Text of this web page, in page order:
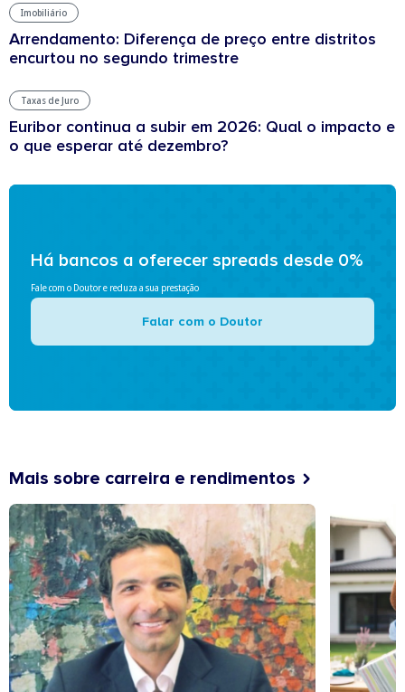
Imobiliário
Arrendamento: Diferença de preço entre distritos
encurtou no segundo trimestre
Taxas de Juro
Euribor continua a subir em 2026: Qual o impacto e
o que esperar até dezembro?
Há bancos a oferecer spreads desde 0%
Fale com o Doutor e reduza a sua prestação
Falar com o Doutor
Mais sobre carreira e rendimentos